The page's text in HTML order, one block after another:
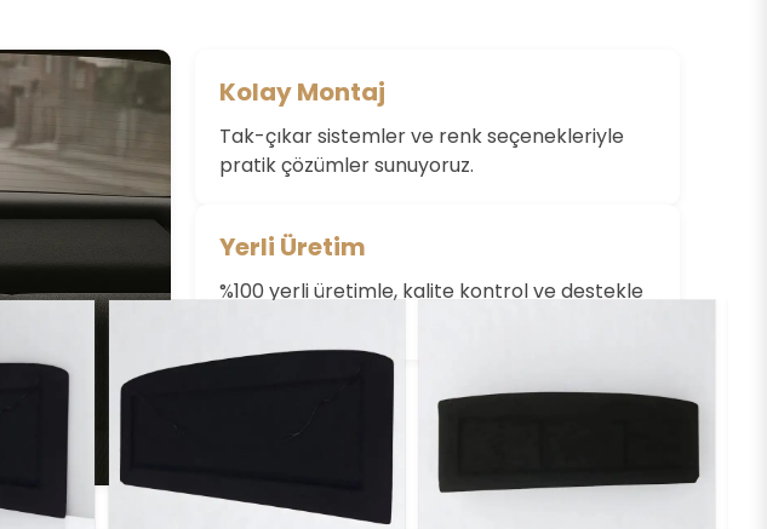
Kolay Montaj
Tak-çıkar sistemler ve renk seçenekleriyle
pratik çözümler sunuyoruz.
Yerli Üretim
%100 yerli üretimle, kalite kontrol ve destekle
Değerlendirme Yazın